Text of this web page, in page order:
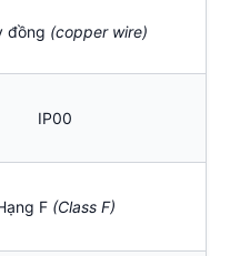
đồng (copper wire)
IP00
F (Class F)